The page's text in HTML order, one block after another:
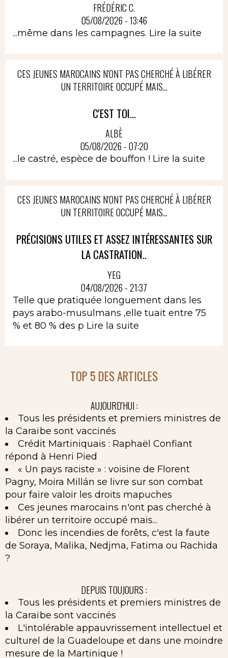
FRÉDÉRIC C.
05/08/2026 - 13:46
...même dans les campagnes. Lire la suite
CES JEUNES MAROCAINS N'ONT PAS CHERCHÉ À LIBÉRER
UN TERRITOIRE OCCUPÉ MAIS...
C'EST TOI...
ALBÈ
05/08/2026 - 07:20
...le castré, espèce de bouffon ! Lire la suite
CES JEUNES MAROCAINS N'ONT PAS CHERCHÉ À LIBÉRER
UN TERRITOIRE OCCUPÉ MAIS...
PRÉCISIONS UTILES ET ASSEZ INTÉRESSANTES SUR
LA CASTRATION..
YEG
04/08/2026 - 21:37
Telle que pratiquée longuement dans les
pays arabo-musulmans ,elle tuait entre 75
% et 80 % des p Lire la suite
TOP 5 DES ARTICLES
AUJOURD'HUI :
Tous les présidents et premiers ministres de
la Caraïbe sont vaccinés
Crédit Martiniquais : Raphaël Confiant
répond à Henri Pied
« Un pays raciste » : voisine de Florent
Pagny, Moira Millán se livre sur son combat
pour faire valoir les droits mapuches
Ces jeunes marocains n'ont pas cherché à
libérer un territoire occupé mais...
Donc les incendies de forêts, c'est la faute
de Soraya, Malika, Nedjma, Fatima ou Rachida
?
DEPUIS TOUJOURS :
Tous les présidents et premiers ministres de
la Caraïbe sont vaccinés
L'intolérable appauvrissement intellectuel et
culturel de la Guadeloupe et dans une moindre
mesure de la Martinique !